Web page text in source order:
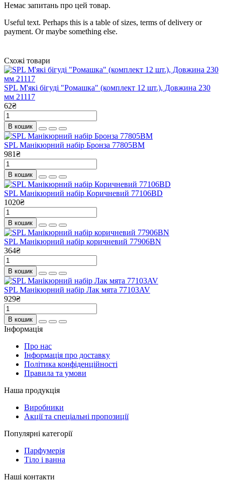
Немає запитань про цей товар.
Useful text. Perhaps this is a table of sizes, terms of delivery or
payment. Or maybe something else.
Схожі товари
SPL М'які бігуді "Ромашка" (комплект 12 шт.), Довжина 230
мм 21117
62₴
В кошик
SPL Манікюрний набір Бронза 77805BM
981₴
В кошик
SPL Манікюрний набір Коричневий 77106BD
1020₴
В кошик
SPL Манікюрний набір коричневий 77906BN
364₴
В кошик
SPL Манікюрний набір Лак мята 77103AV
929₴
В кошик
Інформація
Про нас
Інформація про доставку
Політика конфіденційності
Правила та умови
Наша продукція
Виробники
Акції та спеціальні пропозиції
Популярні категорії
Парфумерія
Тіло і ванна
Наші контакти